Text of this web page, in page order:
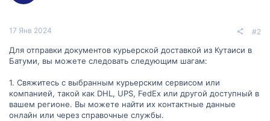
17 Янв 2024 #2
Для отправки документов курьерской доставкой из Кутаиси в
Батуми, вы можете следовать следующим шагам:
1. Свяжитесь с выбранным курьерским сервисом или
компанией, такой как DHL, UPS, FedEx или другой доступный в
вашем регионе. Вы можете найти их контактные данные
онлайн или через справочные службы.